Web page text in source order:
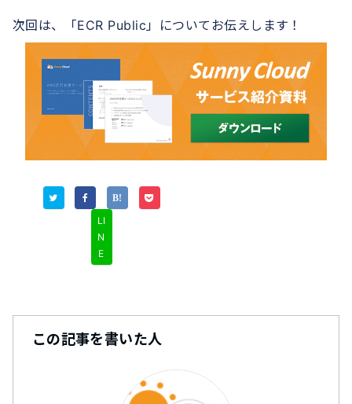
次回は、「ECR Public」についてお伝えします！
LI
N
E
この記事を書いた人